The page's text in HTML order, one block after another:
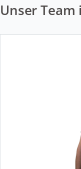
Unser Team